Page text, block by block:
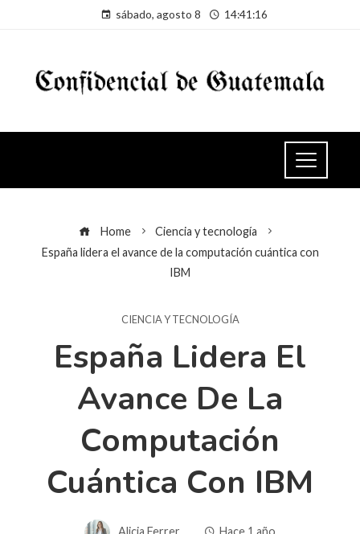
sábado, agosto 8 14:41:17
Home
Ciencia y tecnología
España lidera el avance de la computación cuántica con
IBM
CIENCIA Y TECNOLOGÍA
España Lidera El
Avance De La
Computación
Cuántica Con IBM
Alicia Ferrer Hace 1 año